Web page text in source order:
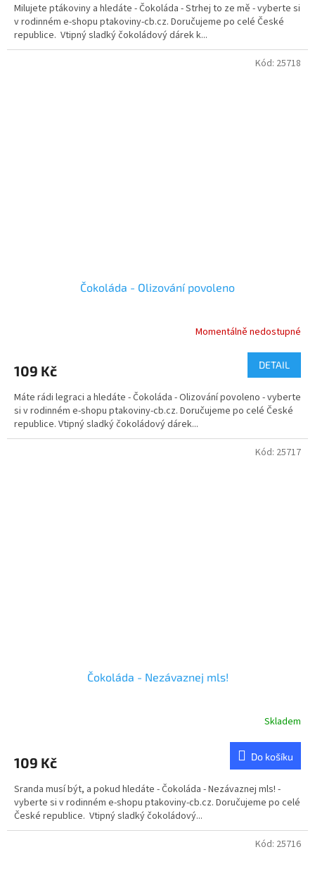
Milujete ptákoviny a hledáte - Čokoláda - Strhej to ze mě - vyberte si
v rodinném e-shopu ptakoviny-cb.cz. Doručujeme po celé České
republice. Vtipný sladký čokoládový dárek k...
Čokoláda - Olizování povoleno
je
z
5
hvězdiček.
Momentálně nedostupné
109 Kč DETAIL
Máte rádi legraci a hledáte - Čokoláda - Olizování povoleno - vyberte
si v rodinném e-shopu ptakoviny-cb.cz. Doručujeme po celé České
republice. Vtipný sladký čokoládový dárek...
Kód: 25718
Čokoláda - Nezávaznej mls!
Skladem
109 Kč Do košíku
Sranda musí být, a pokud hledáte - Čokoláda - Nezávaznej mls! -
vyberte si v rodinném e-shopu ptakoviny-cb.cz. Doručujeme po celé
České republice. Vtipný sladký čokoládový...
Kód: 25717
Kód: 25716